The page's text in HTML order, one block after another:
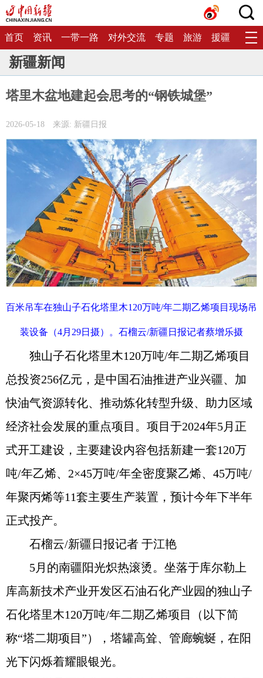
首页 资讯 一带一路 对外交流 专题 旅游 援疆 生态
新疆新闻
塔里木盆地建起会思考的“钢铁城堡”
2026-05-18 来源: 新疆日报
百米吊车在独山子石化塔里木120万吨/年二期乙烯项目现场吊
装设备（4月29日摄）。石榴云/新疆日报记者蔡增乐摄
独山子石化塔里木120万吨/年二期乙烯项目
总投资256亿元，是中国石油推进产业兴疆、加
快油气资源转化、推动炼化转型升级、助力区域
经济社会发展的重点项目。项目于2024年5月正
式开工建设，主要建设内容包括新建一套120万
吨/年乙烯、2×45万吨/年全密度聚乙烯、45万吨/
年聚丙烯等11套主要生产装置，预计今年下半年
正式投产。
石榴云/新疆日报记者 于江艳
5月的南疆阳光炽热滚烫。坐落于库尔勒上
库高新技术产业开发区石油石化产业园的独山子
石化塔里木120万吨/年二期乙烯项目（以下简
称“塔二期项目”），塔罐高耸、管廊蜿蜒，在阳
光下闪烁着耀眼银光。